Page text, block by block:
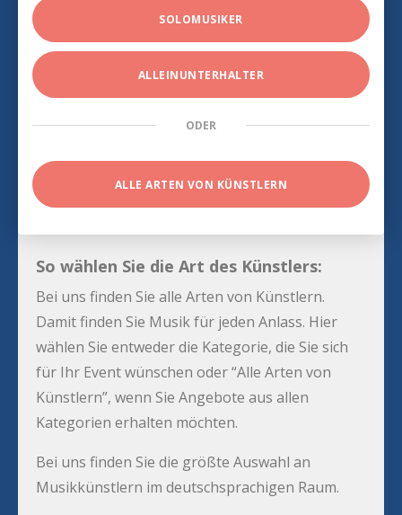
SOLOMUSIKER
ALLEINUNTERHALTER
ODER
ALLE ARTEN VON KÜNSTLERN
So wählen Sie die Art des Künstlers:
Bei uns finden Sie alle Arten von Künstlern.
Damit finden Sie Musik für jeden Anlass. Hier
wählen Sie entweder die Kategorie, die Sie sich
für Ihr Event wünschen oder “Alle Arten von
Künstlern”, wenn Sie Angebote aus allen
Kategorien erhalten möchten.
Bei uns finden Sie die größte Auswahl an
Musikkünstlern im deutschsprachigen Raum.